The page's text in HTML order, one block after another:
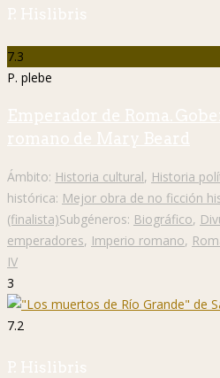
P. Hislibris
7.3
P. plebe
Emperador de Roma.
romano de Mary Beard
Ámbito: Historia cultural, Historia
histórica: Mejor obra de no ficción
(finalista)Subgéneros: Biográfico,
emperadores, Imperio romano,
IV
3
7.2
P. Hislibris